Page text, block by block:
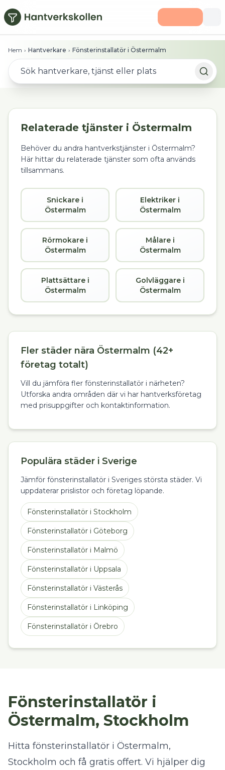
Hoppa till huvudinnehåll
Hem › Hantverkare › Fönsterinstallatör i Östermalm
Relaterade tjänster i Östermalm
Behöver du andra hantverkstjänster i Östermalm?
Här hittar du relaterade tjänster som ofta används
tillsammans.
Snickare i
Östermalm
Elektriker i
Östermalm
Rörmokare i
Östermalm
Målare i
Östermalm
Plattsättare i
Östermalm
Golvläggare i
Östermalm
Fler städer nära Östermalm (42+
företag totalt)
Vill du jämföra fler fönsterinstallatör i närheten?
Utforska andra områden där vi har hantverksföretag
med prisuppgifter och kontaktinformation.
Populära städer i Sverige
Jämför fönsterinstallatör i Sveriges största städer. Vi
uppdaterar prislistor och företag löpande.
Fönsterinstallatör i Stockholm
Fönsterinstallatör i Göteborg
Fönsterinstallatör i Malmö
Fönsterinstallatör i Uppsala
Fönsterinstallatör i Västerås
Fönsterinstallatör i Linköping
Fönsterinstallatör i Örebro
Fönsterinstallatör i
Östermalm, Stockholm
Hitta fönsterinstallatör i Östermalm,
Stockholm och få gratis offert. Vi hjälper dig